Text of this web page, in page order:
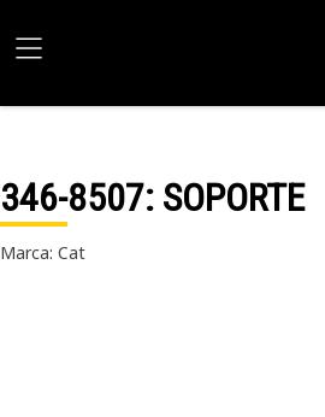
346-8507: SOPORTE
Marca: Cat